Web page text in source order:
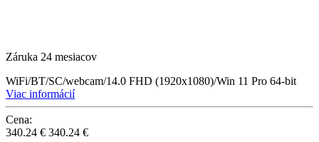
Záruka 24 mesiacov
WiFi/BT/SC/webcam/14.0 FHD (1920x1080)/Win 11 Pro 64-bit
Viac informácií
Cena:
340.24 € 340.24 €